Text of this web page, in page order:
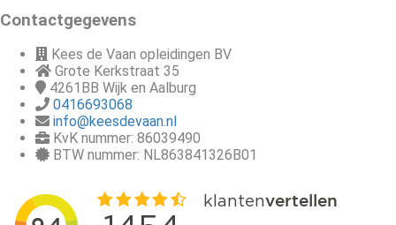
Contactgegevens
Kees de Vaan opleidingen BV
Grote Kerkstraat 35
4261BB Wijk en Aalburg
0416693068
info@keesdevaan.nl
KvK nummer: 86039490
BTW nummer: NL863841326B01